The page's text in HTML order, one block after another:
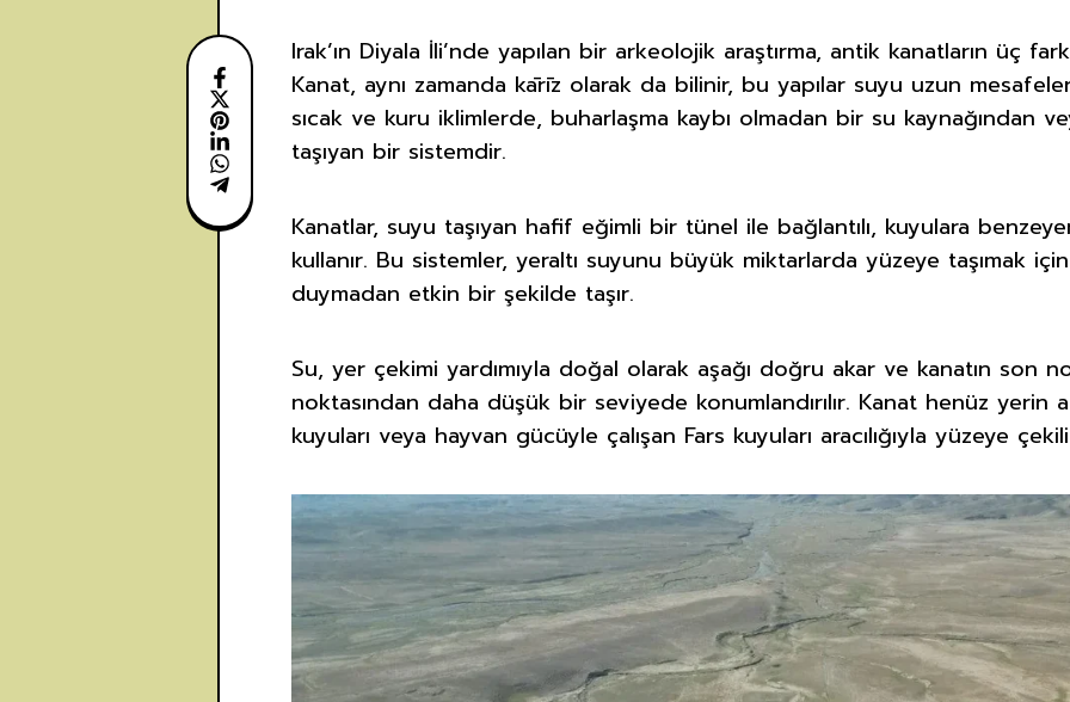
Irak’ın Diyala İli’nde yapılan bir arkeolojik araştırma, antik kanatların üç
Kanat, aynı zamanda kārīz olarak da bilinir, bu yapılar suyu uzun
sıcak ve kuru iklimlerde, buharlaşma kaybı olmadan bir su kaynağından
taşıyan bir sistemdir.
Kanatlar, suyu taşıyan hafif eğimli bir tünel ile bağlantılı, kuyulara
kullanır. Bu sistemler, yeraltı suyunu büyük miktarlarda yüzeye taşımak
duymadan etkin bir şekilde taşır.
Su, yer çekimi yardımıyla doğal olarak aşağı doğru akar ve kanatın son
noktasından daha düşük bir seviyede konumlandırılır. Kanat henüz yerin
kuyuları veya hayvan gücüyle çalışan Fars kuyuları aracılığıyla yüzeye